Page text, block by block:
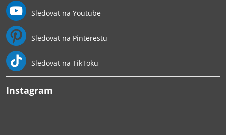
Sledovat na Youtube
Sledovat na Pinterestu
Sledovat na TikToku
Instagram